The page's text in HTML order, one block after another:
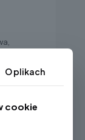
O plikach
cookie